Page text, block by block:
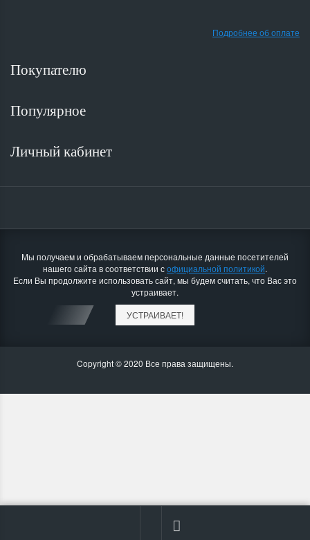
Подробнее об оплате
Покупателю
Популярное
Личный кабинет
Мы получаем и обрабатываем персональные данные посетителей
нашего сайта в соответствии софициальной политикой.
Если Вы продолжите использовать сайт, мы будем считать, что Вас это
устраивает.
УСТРАИВАЕТ!
Copyright © 2020 Все права защищены.